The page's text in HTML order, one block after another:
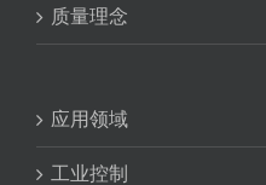
质量理念
应用领域
工业控制